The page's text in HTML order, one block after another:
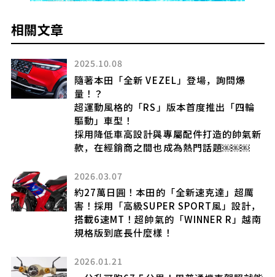
相關文章
2025.10.08
隨著本田「全新 VEZEL」登場，詢問爆
量！？
超運動風格的「RS」版本首度推出「四輪
驅動」車型！
採用降低車高設計與專屬配件打造的帥氣新
款，在經銷商之間也成為熱門話題￼￼￼
2026.03.07
約27萬日圓！本田的「全新速克達」超厲
害！採用「高級SUPER SPORT風」設計，
搭載6速MT！超帥氣的「WINNER R」越南
規格版到底長什麼樣！
2026.01.21